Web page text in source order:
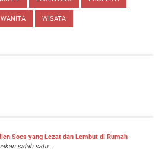
WANITA WISATA
Soes yang Lezat dan Lembut di Rumah
salah satu...